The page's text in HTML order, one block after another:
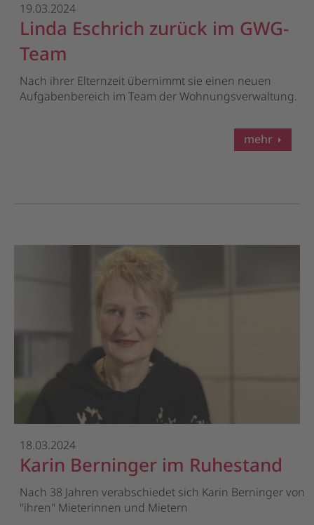
19.03.2024
Linda Eschrich zurück im GWG-
Team
Nach ihrer Elternzeit übernimmt sie einen neuen
Aufgabenbereich im Team der Wohnungsverwaltung.
mehr
18.03.2024
Karin Berninger im Ruhestand
Nach 38 Jahren verabschiedet sich Karin Berninger von
"ihren" Mieterinnen und Mietern